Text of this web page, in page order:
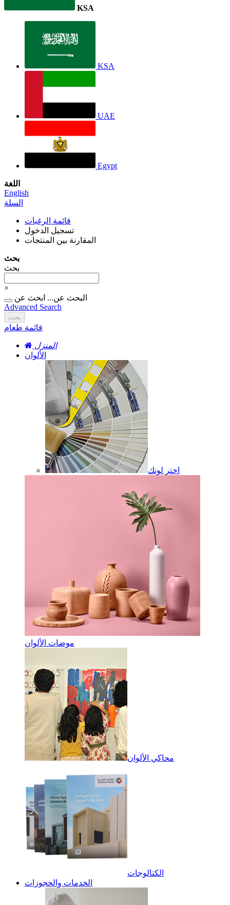
KSA
KSA
UAE
Egypt
اللغة
English
السلة
قائمة الرغبات
تسجيل الدخول
المقارنة بين المنتجات
بحث
بحث
×
البحث عن... ابحث عن
Advanced Search
بحث
قائمة طعام
المنزل
الألوان
اختر لونك
موضات الألوان
محاكي الألوان
الكتالوجات
الخدمات والحجوزات